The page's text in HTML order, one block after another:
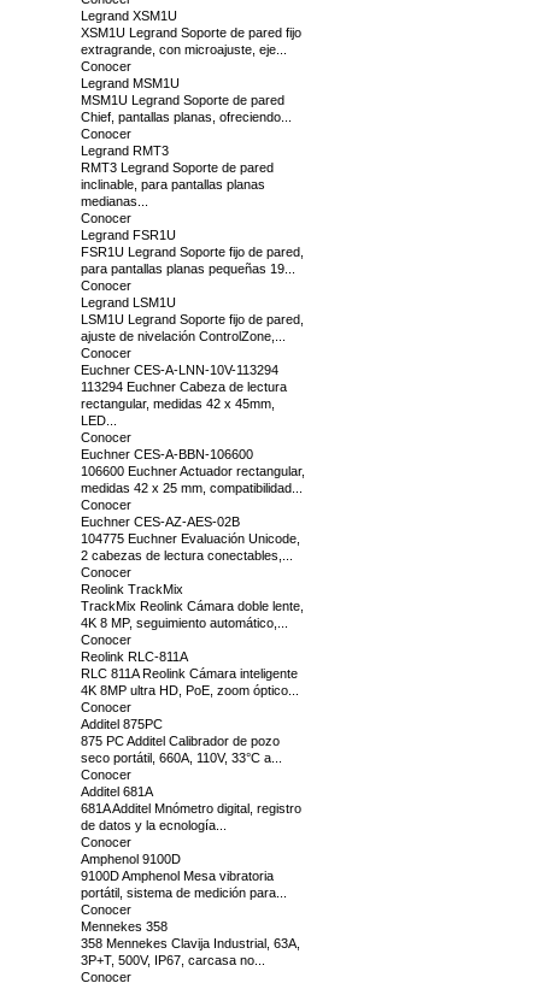
Legrand XSM1U
XSM1U Legrand Soporte de pared fijo
extragrande, con microajuste, eje...
Conocer
Legrand MSM1U
MSM1U Legrand Soporte de pared
Chief, pantallas planas, ofreciendo...
Conocer
Legrand RMT3
RMT3 Legrand Soporte de pared
inclinable, para pantallas planas
medianas...
Conocer
Legrand FSR1U
FSR1U Legrand Soporte fijo de pared,
para pantallas planas pequeñas 19...
Conocer
Legrand LSM1U
LSM1U Legrand Soporte fijo de pared,
ajuste de nivelación ControlZone,...
Conocer
Euchner CES-A-LNN-10V-113294
113294 Euchner Cabeza de lectura
rectangular, medidas 42 x 45mm,
LED...
Conocer
Euchner CES-A-BBN-106600
106600 Euchner Actuador rectangular,
medidas 42 x 25 mm, compatibilidad...
Conocer
Euchner CES-AZ-AES-02B
104775 Euchner Evaluación Unicode,
2 cabezas de lectura conectables,...
Conocer
Reolink TrackMix
TrackMix Reolink Cámara doble lente,
4K 8 MP, seguimiento automático,...
Conocer
Reolink RLC-811A
RLC 811A Reolink Cámara inteligente
4K 8MP ultra HD, PoE, zoom óptico...
Conocer
Additel 875PC
875 PC Additel Calibrador de pozo
seco portátil, 660A, 110V, 33°C a...
Conocer
Additel 681A
681A Additel Mnómetro digital, registro
de datos y la ecnología...
Conocer
Amphenol 9100D
9100D Amphenol Mesa vibratoria
portátil, sistema de medición para...
Conocer
Mennekes 358
358 Mennekes Clavija Industrial, 63A,
3P+T, 500V, IP67, carcasa no...
Conocer